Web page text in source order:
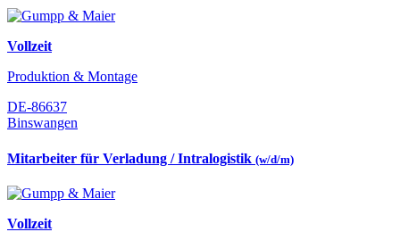
Vollzeit
Produktion & Montage
DE-86637
Binswangen
Mitarbeiter für Verladung / Intralogistik (w/d/m)
Vollzeit